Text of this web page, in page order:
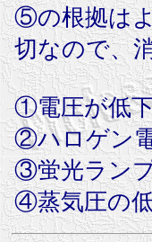
⑤の根拠は
切なので、
①電圧が低
②ハロゲン
③蛍光ラン
④蒸気圧の